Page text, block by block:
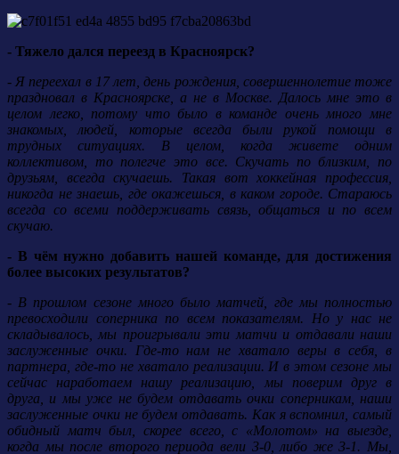
- Тяжело дался переезд в Красноярск?
- Я переехал в 17 лет, день рождения, совершеннолетие тоже
праздновал в Красноярске, а не в Москве. Далось мне это в
целом легко, потому что было в команде очень много мне
знакомых, людей, которые всегда были рукой помощи в
трудных ситуациях. В целом, когда живете одним
коллективом, то полегче это все. Скучать по близким, по
друзьям, всегда скучаешь. Такая вот хоккейная профессия,
никогда не знаешь, где окажешься, в каком городе. Стараюсь
всегда со всеми поддерживать связь, общаться и по всем
скучаю.
- В чём нужно добавить нашей команде, для достижения
более высоких результатов?
- В прошлом сезоне много было матчей, где мы полностью
превосходили соперника по всем показателям. Но у нас не
складывалось, мы проигрывали эти матчи и отдавали наши
заслуженные очки. Где-то нам не хватало веры в себя, в
партнера, где-то не хватало реализации. И в этом сезоне мы
сейчас наработаем нашу реализацию, мы поверим друг в
друга, и мы уже не будем отдавать очки соперникам, наши
заслуженные очки не будем отдавать. Как я вспомнил, самый
обидный матч был, скорее всего, с «Молотом» на выезде,
когда мы после второго периода вели 3-0, либо же 3-1. Мы,